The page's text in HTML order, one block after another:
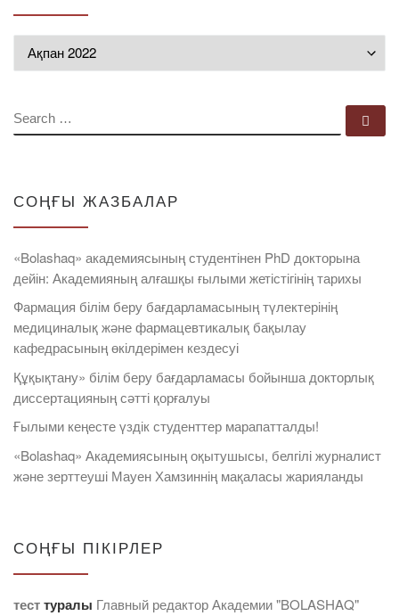
SEARCH
СОҢҒЫ ЖАЗБАЛАР
«Bolashaq» академиясының студентінен PhD докторына
дейін: Академияның алғашқы ғылыми жетістігінің тарихы
Фармация білім беру бағдарламасының түлектерінің
медициналық және фармацевтикалық бақылау
кафедрасының өкілдерімен кездесуі
Құқықтану» білім беру бағдарламасы бойынша докторлық
диссертацияның сәтті қорғалуы
Ғылыми кеңесте үздік студенттер марапатталды!
«Bolashaq» Академиясының оқытушысы, белгілі журналист
және зерттеуші Мауен Хамзиннің мақаласы жарияланды
СОҢҒЫ ПІКІРЛЕР
тесттуралы Главный редактор Академии "BOLASHAQ"